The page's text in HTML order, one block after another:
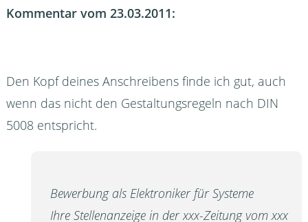
Kommentar vom 23.03.2011:
Den Kopf deines Anschreibens finde ich gut, auch
wenn das nicht den Gestaltungsregeln nach DIN
5008 entspricht.
Bewerbung als Elektroniker für Systeme
Ihre Stellenanzeige in der xxx-Zeitung vom xxx